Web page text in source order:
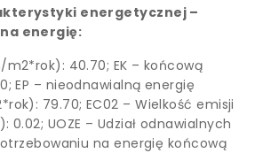
energetycznej –
energię:
m2*rok): 40.70; EK – końcową
EP – nieodnawialną energię
79.70; EC02 – Wielkość emisji
UOZE – Udział odnawialnych
na energię końcową